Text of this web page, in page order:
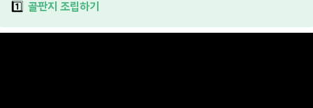
1️⃣ 골판지 조립하기